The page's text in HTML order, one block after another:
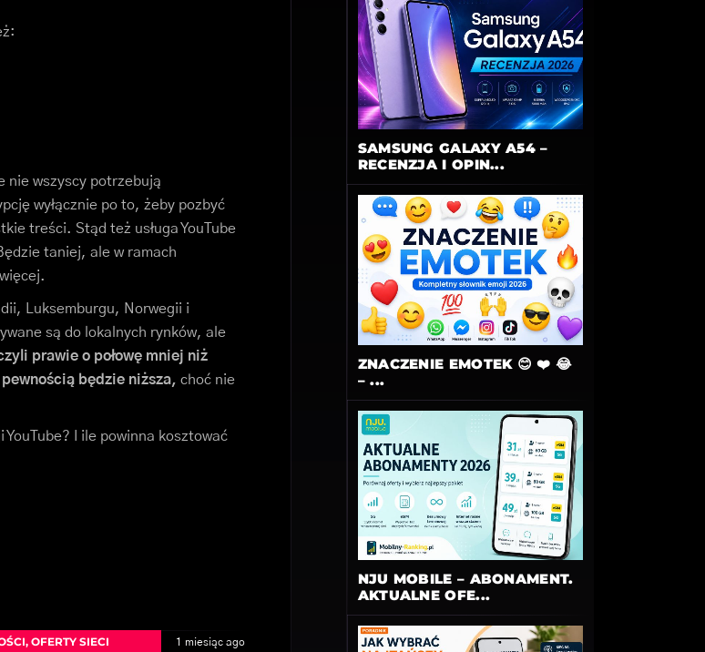
nie wszyscy potrzebują
wyłącznie po to, żeby pozbyć
treści. Stąd też usługa YouTube
taniej, ale w ramach
Luksemburgu, Norwegii i
są do lokalnych rynków, ale
prawie o połowę mniej niż
będzie niższa, choć nie
I ile powinna kosztować
,OFERTY SIECI
1 miesiąc ago
SAMSUNG GALAXY A54 –
RECENZJA I OPIN...
ZNACZENIE EMOTEK 😊 ❤️ 😂
– ...
NJU MOBILE – ABONAMENT.
AKTUALNE OFE...